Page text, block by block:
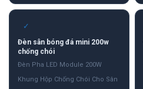
✓
Đèn sân bóng đá mini 200w
chống chói
Đèn Pha LED Module 200W
Khung Hộp Chống Chói Cho Sân